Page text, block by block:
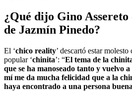
¿Qué dijo Gino
de Jazmín Pinedo?
El ‘chico reality’ descartó estar
popular ‘chinita’: “El tema de la
que se ha manoseado tanto y vuelvo
mí me da mucha felicidad que a la
haya encontrado a una persona